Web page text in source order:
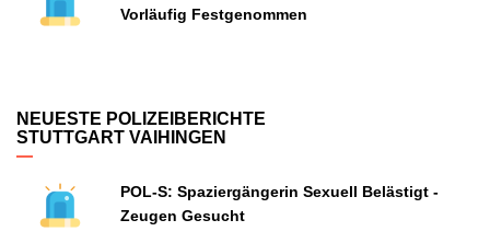
Vorläufig Festgenommen
NEUESTE POLIZEIBERICHTE
STUTTGART VAIHINGEN
POL-S: Spaziergängerin Sexuell Belästigt -
Zeugen Gesucht